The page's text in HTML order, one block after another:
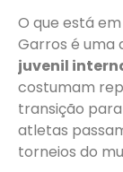
O que está
Garros é uma
juvenil
costumam
transição
atletas
torneios do